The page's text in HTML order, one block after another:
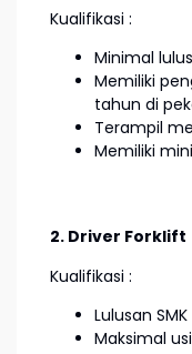
Kualifikasi :
Minimal
Memiliki
tahun di
Terampil
Memiliki
2. Driver Forklift
Kualifikasi :
Lulusan
Maksimal